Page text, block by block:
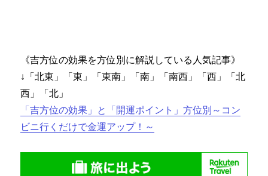
《吉方位の効果を方位別に解説している人気記事》
↓「北東」「東」「東南」「南」「南西」「西」「北
西」「北」
「吉方位の効果」と「開運ポイント」方位別～コン
ビニ行くだけで金運アップ！～